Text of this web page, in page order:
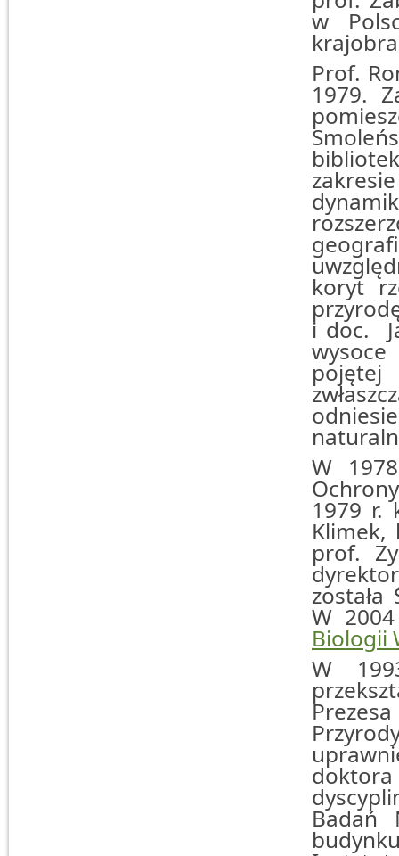
w
Prof.
1979.
koryt
i doc.
pojętej
W
1979 r.
Klimek,
prof.
W
Biologii
W
Badań